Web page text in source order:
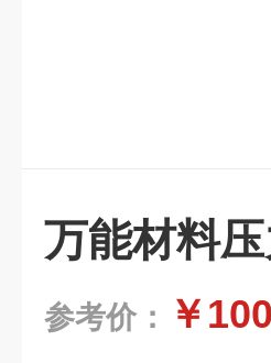
万能材料
参考价： ￥